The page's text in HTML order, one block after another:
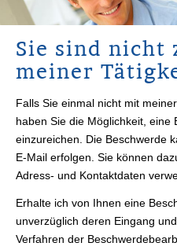
Sie sind
meiner
Falls Sie einmal nicht mit
haben Sie die Möglichkeit, eine
einzureichen. Die Beschwerde
E-Mail erfolgen. Sie können
Adress- und Kontaktdaten
Erhalte ich von Ihnen eine
unverzüglich deren Eingang
Verfahren der